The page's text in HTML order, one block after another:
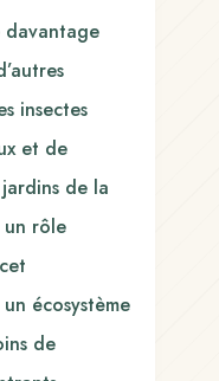
davantage
insectes
et de
de la
rôle
écosystème
de